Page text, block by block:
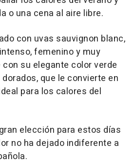
o una cena al aire libre.
con uvas sauvignon blanc,
femenino y muy
su elegante color verde
que le convierte en
para los calores del
elección para estos días
no ha dejado indiferente a